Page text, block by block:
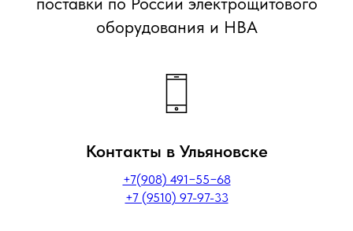
оборудования и НВА
Контакты в Ульяновске
+7(908) 491−55−68
+7 (9510) 97-97-33